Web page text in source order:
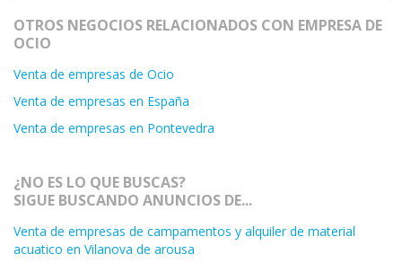
OTROS NEGOCIOS RELACIONADOS CON EMPRESA DE
OCIO
Venta de empresas de Ocio
Venta de empresas en España
Venta de empresas en Pontevedra
¿NO ES LO QUE BUSCAS?
SIGUE BUSCANDO ANUNCIOS DE...
Venta de empresas de campamentos y alquiler de material
acuatico en Vilanova de arousa